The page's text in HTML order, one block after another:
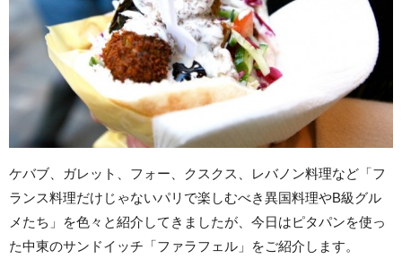
ケバブ、ガレット、フォー、クスクス、レバノン料理など「フ
ランス料理だけじゃないパリで楽しむべき異国料理やB級グル
メたち」を色々と紹介してきましたが、今日はピタパンを使っ
た中東のサンドイッチ「ファラフェル」をご紹介します。